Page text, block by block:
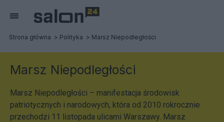
Strona główna Polityka Marsz Niepodległości
Marsz Niepodległości
Marsz Niepodległości – manifestacja środowisk
patriotycznych i narodowych, która od 2010 rokrocznie
przechodzi 11 listopada ulicami Warszawy. Marsz